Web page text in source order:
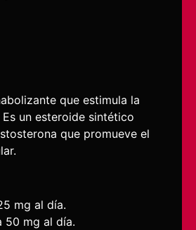
que estimula la
un esteroide sintético
que promueve el
mg al día.
50 mg al día.